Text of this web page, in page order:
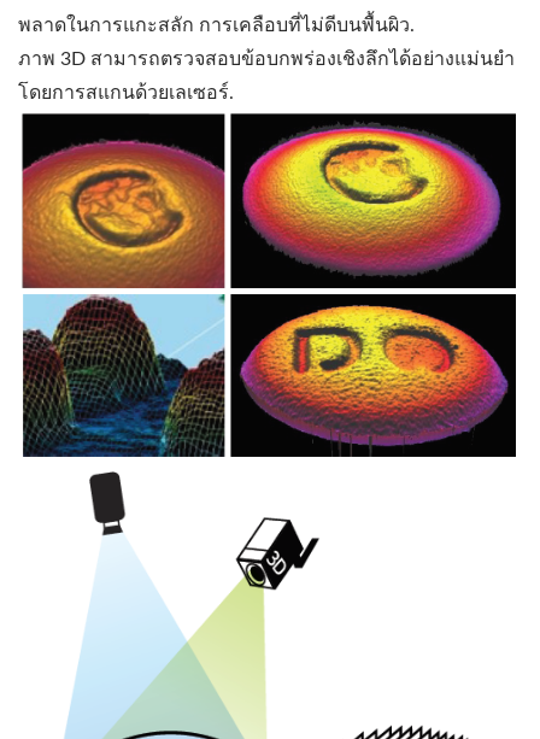
พลาดในการแกะสลัก การเคลือบที่ไม่ดีบนพื้นผิว.
ภาพ 3D สามารถตรวจสอบข้อบกพร่องเชิงลึกได้อย่างแม่นยำ
โดยการสแกนด้วยเลเซอร์.